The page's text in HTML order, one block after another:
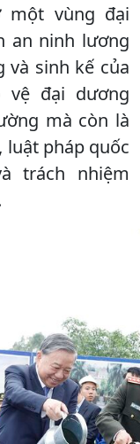
một vùng đại
an ninh lương
sinh kế của
vệ đại dương
mà còn là
luật pháp quốc
trách nhiệm